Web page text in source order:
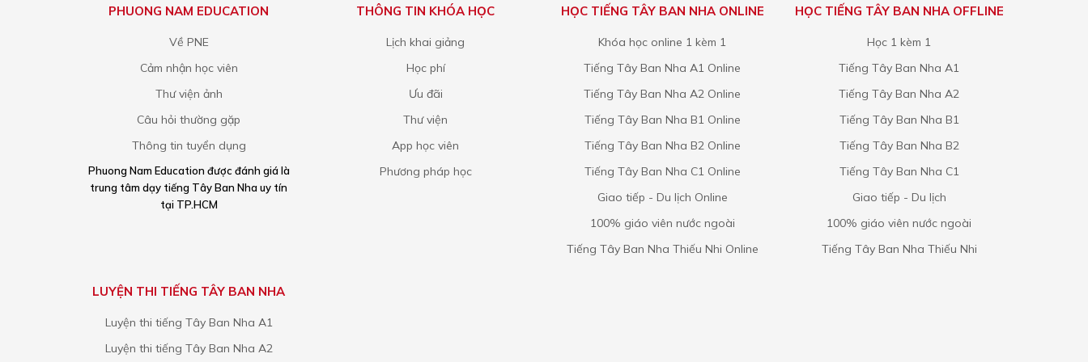
PHUONG NAM EDUCATION
Về PNE
Cảm nhận học viên
Thư viện ảnh
Câu hỏi thường gặp
Thông tin tuyển dụng
Phuong Nam Education được đánh giá là
trung tâm dạy tiếng Tây Ban Nha uy tín
tại TP.HCM
THÔNG TIN KHÓA HỌC
Lịch khai giảng
Học phí
Ưu đãi
Thư viện
App học viên
Phương pháp học
HỌC TIẾNG TÂY BAN NHA ONLINE
Khóa học online 1 kèm 1
Tiếng Tây Ban Nha A1 Online
Tiếng Tây Ban Nha A2 Online
Tiếng Tây Ban Nha B1 Online
Tiếng Tây Ban Nha B2 Online
Tiếng Tây Ban Nha C1 Online
Giao tiếp - Du lịch Online
100% giáo viên nước ngoài
Tiếng Tây Ban Nha Thiếu Nhi Online
HỌC TIẾNG TÂY BAN NHA OFFLINE
Học 1 kèm 1
Tiếng Tây Ban Nha A1
Tiếng Tây Ban Nha A2
Tiếng Tây Ban Nha B1
Tiếng Tây Ban Nha B2
Tiếng Tây Ban Nha C1
Giao tiếp - Du lịch
100% giáo viên nước ngoài
Tiếng Tây Ban Nha Thiếu Nhi
LUYỆN THI TIẾNG TÂY BAN NHA
Luyện thi tiếng Tây Ban Nha A1
Luyện thi tiếng Tây Ban Nha A2